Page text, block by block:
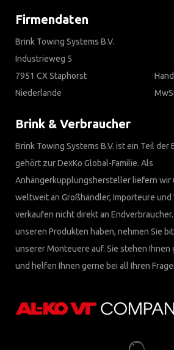
Firmendaten
Brink Towing Systems B.V.
Industrieweg 5
7951 CX Staphorst
Niederlande
Brink & Verbraucher
Brink Towing Systems B.V. ist ein Teil der
gehört zur DexKo Global-Familie. Als
Anhängerkupplungshersteller liefern wir
weltweit an Großhändler, Importeure
verkaufen nicht direkt an
unseren Produkten haben, nehmen Sie
unserer Monteuere auf. Sie stehen Ihnen
und helfen Ihnen gerne bei all Ihren